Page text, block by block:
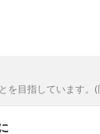
を目指しています。